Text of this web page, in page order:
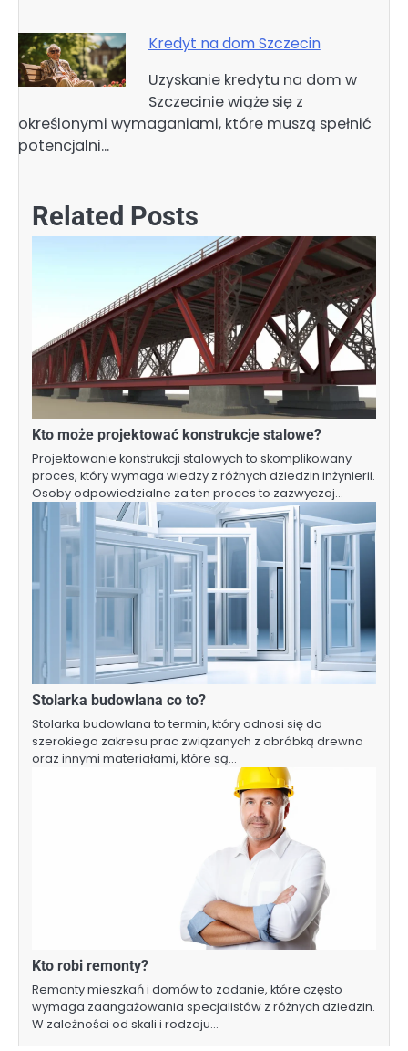
Kredyt na dom Szczecin
Uzyskanie kredytu na dom w
Szczecinie wiąże się z
określonymi wymaganiami, które muszą spełnić
potencjalni…
Related Posts
Kto może projektować konstrukcje stalowe?
Projektowanie konstrukcji stalowych to skomplikowany
proces, który wymaga wiedzy z różnych dziedzin inżynierii.
Osoby odpowiedzialne za ten proces to zazwyczaj…
Stolarka budowlana co to?
Stolarka budowlana to termin, który odnosi się do
szerokiego zakresu prac związanych z obróbką drewna
oraz innymi materiałami, które są…
Kto robi remonty?
Remonty mieszkań i domów to zadanie, które często
wymaga zaangażowania specjalistów z różnych dziedzin.
W zależności od skali i rodzaju…